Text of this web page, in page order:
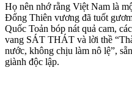
Họ nên nhớ rằng Việt Nam là
Đổng Thiên vương đã tuốt
Quốc Toản bóp nát quả cam,
vang SÁT THÁT và lời thề
nước, không chịu làm n‌ô l‌ệ”,
giành độc lập.